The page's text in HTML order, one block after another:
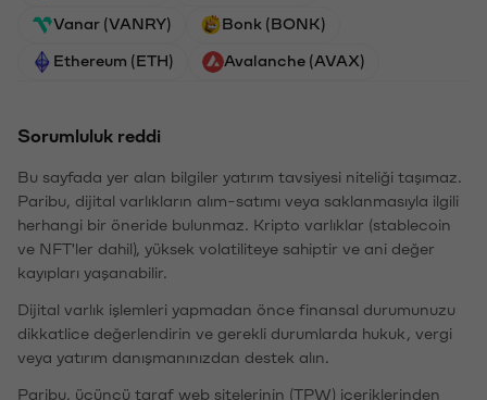
Vanar (VANRY) Bonk (BONK)
Ethereum (ETH) Avalanche (AVAX)
Sorumluluk reddi
Bu sayfada yer alan bilgiler yatırım tavsiyesi niteliği taşımaz.
Paribu, dijital varlıkların alım-satımı veya saklanmasıyla ilgili
herhangi bir öneride bulunmaz. Kripto varlıklar (stablecoin
ve NFT'ler dahil), yüksek volatiliteye sahiptir ve ani değer
kayıpları yaşanabilir.
Dijital varlık işlemleri yapmadan önce finansal durumunuzu
dikkatlice değerlendirin ve gerekli durumlarda hukuk, vergi
veya yatırım danışmanınızdan destek alın.
Paribu, üçüncü taraf web sitelerinin (TPW) içeriklerinden